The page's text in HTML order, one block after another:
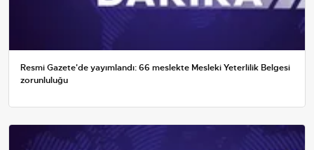
Resmi Gazete'de yayımlandı: 66 meslekte Mesleki Yeterlilik Belgesi
zorunluluğu